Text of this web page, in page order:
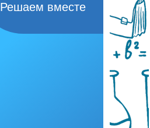
Решаем вместе